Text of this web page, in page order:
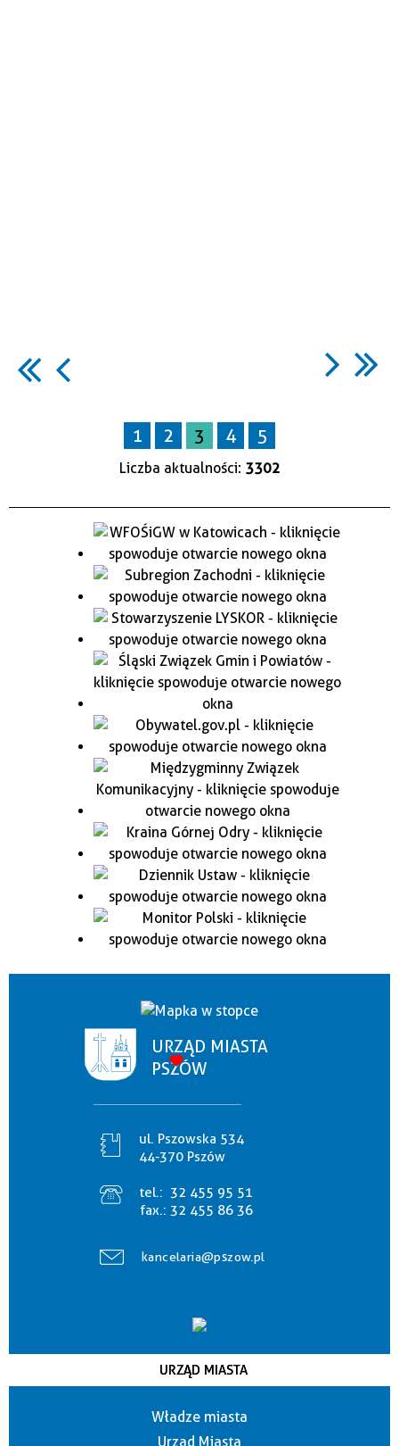
1 2 3 4 5
Liczba aktualności: 3302
URZĄD MIASTA
PSZÓW
ul. Pszowska 534
44-370 Pszów
tel.: 32 455 95 51
fax.: 32 455 86 36
kancelaria@pszow.pl
URZĄD MIASTA
Władze miasta
Urząd Miasta